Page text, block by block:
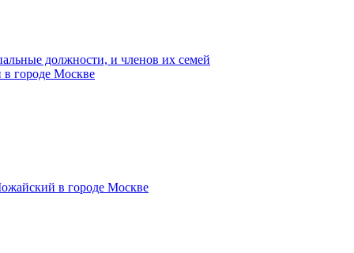
должности, и членов их семей
в городе Москве
в городе Москве